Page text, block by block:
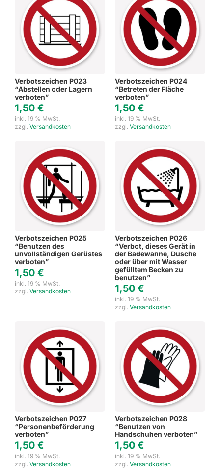
Verbotszeichen P023
“Abstellen oder Lagern
verboten”
1,50 €
inkl. 19 % MwSt.
zzgl. Versandkosten
Verbotszeichen P024
“Betreten der Fläche
verboten”
1,50 €
inkl. 19 % MwSt.
zzgl. Versandkosten
Verbotszeichen P025
“Benutzen des
unvollständigen Gerüstes
verboten”
1,50 €
inkl. 19 % MwSt.
zzgl. Versandkosten
Verbotszeichen P026
“Verbot, dieses Gerät in
der Badewanne, Dusche
oder über mit Wasser
gefülltem Becken zu
benutzen”
1,50 €
inkl. 19 % MwSt.
zzgl. Versandkosten
Verbotszeichen P027
“Personenbeförderung
verboten”
1,50 €
inkl. 19 % MwSt.
zzgl. Versandkosten
Verbotszeichen P028
“Benutzen von
Handschuhen verboten”
1,50 €
inkl. 19 % MwSt.
zzgl. Versandkosten